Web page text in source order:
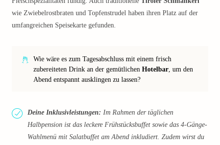
wie Zwiebelrostbraten und Topfenstrudel haben ihren Platz auf der
umfangreichen Speisekarte gefunden.
Wie wäre es zum Tagesabschluss mit einem frisch
zubereiteten Drink an der gemütlichen Hotelbar, um den
Abend entspannt ausklingen zu lassen?
Deine Inklusivleistungen: Im Rahmen der täglichen
Halbpension ist das leckere Frühstücksbuffet sowie das 4-Gänge-
Wahlmenü mit Salatbuffet am Abend inkludiert. Zudem wirst du